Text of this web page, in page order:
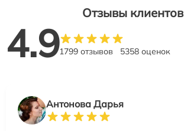
Отзывы клиентов
4.91799 отзывов 5358 оценок
Антонова Дарья